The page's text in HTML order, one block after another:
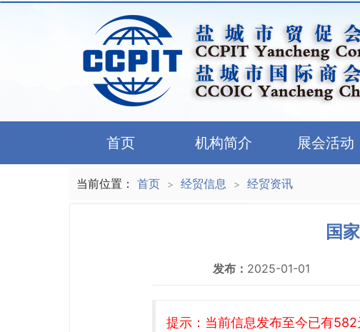
首页 机构简介 展会活动
当前位置： 首页 > 经贸信息 > 经贸资讯
国
发布： 2025-01-01
提示：当前信息发布至今已有